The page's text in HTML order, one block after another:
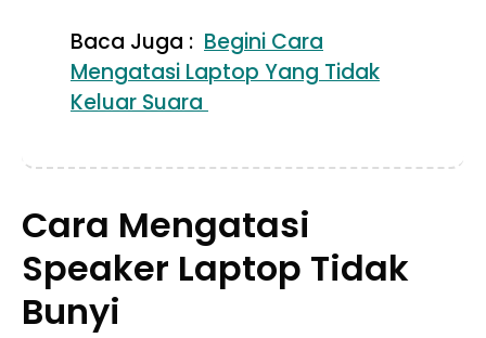
Baca Juga : Begini Cara
Mengatasi Laptop Yang Tidak
Keluar Suara
Cara Mengatasi
Speaker Laptop Tidak
Bunyi